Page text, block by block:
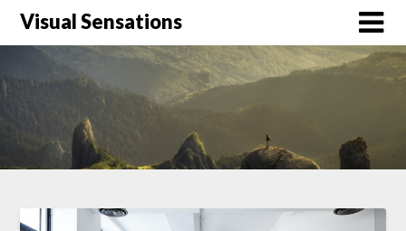
SkipVisual Sensations